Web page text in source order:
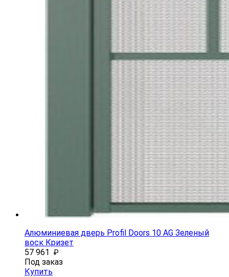
Алюминиевая дверь Profil Doors 10 AG Зеленый
воск Кризет
57 961 ₽
Под заказ
Купить